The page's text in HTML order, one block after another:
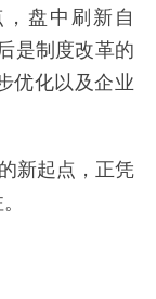
盘中刷新自
是制度改革的
优化以及企业
新起点，正凭